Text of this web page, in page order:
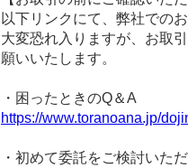
以下リンクにて、弊社での
大変恐れ入りますが、お取
願いいたします。
・困ったときのQ＆A
https://www.toranoana.jp/
・初めて委託をご検討いた